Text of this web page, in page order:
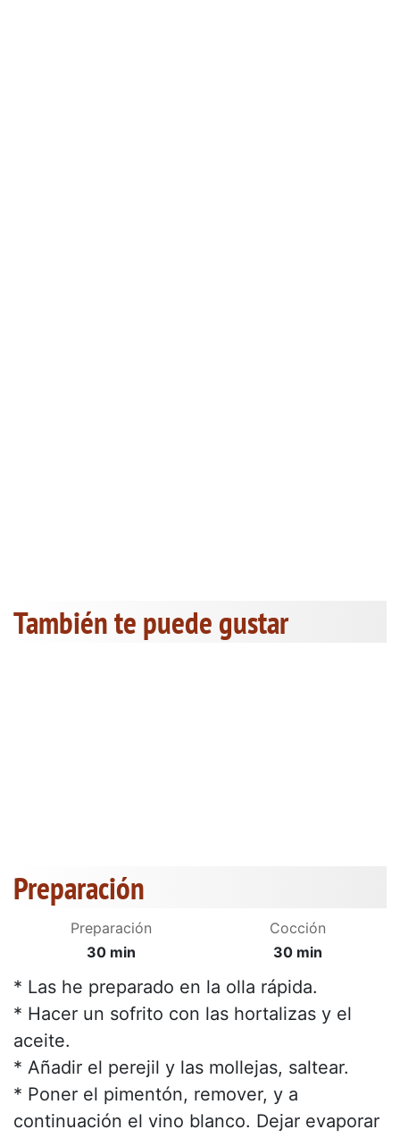
También te puede gustar
Preparación
Preparación
30 min
Cocción
30 min
* Las he preparado en la olla rápida.
* Hacer un sofrito con las hortalizas y el
aceite.
* Añadir el perejil y las mollejas, saltear.
* Poner el pimentón, remover, y a
continuación el vino blanco. Dejar evaporar